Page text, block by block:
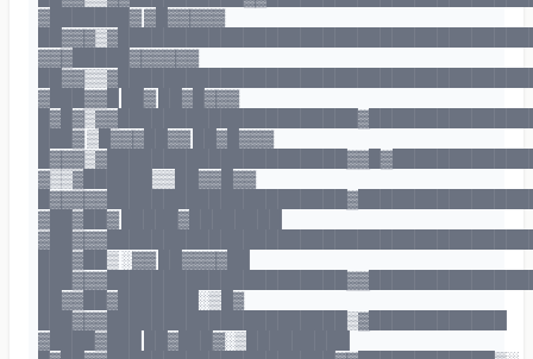
▓███████▓ ▓█▓▓▓▓▓
▓▓▓█████▓▓▓▓▓▓
▓███▓▓█ ██▓ ██▓█▓▓▓
███▓ ▒█▓▓▓██▓▓ ██▓█▓▓▓
▓▒▒▓██████▒▒██▓▓█▓▓
▓██▓██▓ █████▓████████
███▓██▒ ░▓▓ ██▓▓▓▓██
██▓▓██▓███████░▒█▓
███▓▓▓█████████████████████▒▓████████████
▓████▓███ ██▓███▓░▒█████████